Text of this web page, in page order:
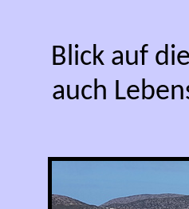
Blick auf
auch